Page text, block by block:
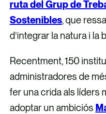
ruta del Grup de
Sostenibles, que
d’integrar la natura i la
Recentment, 150
administradores de
fer una crida als líders
adoptar un ambiciós